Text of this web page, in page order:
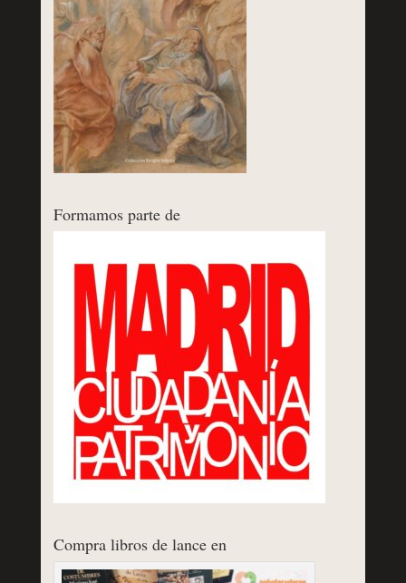
Formamos parte de
Compra libros de lance en